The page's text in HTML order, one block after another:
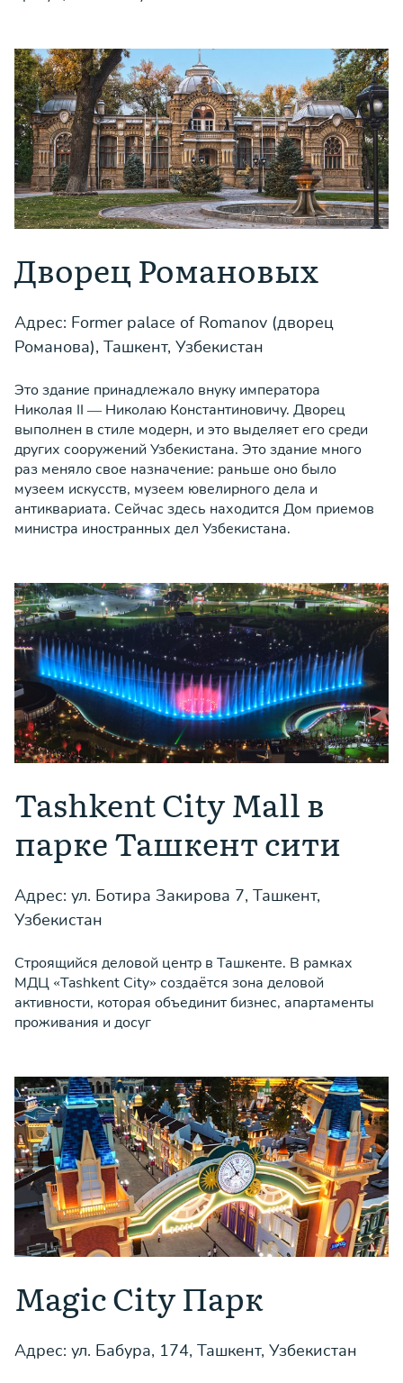
Дворец Романовых
Адрес: Former palace of Romanov (дворец
Романова), Ташкент, Узбекистан
Это здание принадлежало внуку императора
Николая II — Николаю Константиновичу. Дворец
выполнен в стиле модерн, и это выделяет его среди
других сооружений Узбекистана. Это здание много
раз меняло свое назначение: раньше оно было
музеем искусств, музеем ювелирного дела и
антиквариата. Сейчас здесь находится Дом приемов
министра иностранных дел Узбекистана.
Tashkent City Mall в
парке Ташкент сити
Адрес: ул. Ботира Закирова 7, Ташкент,
Узбекистан
Строящийся деловой центр в Ташкенте. В рамках
МДЦ «Tashkent City» создаётся зона деловой
активности, которая объединит бизнес, апартаменты
проживания и досуг
Magic City Парк
Адрес: ул. Бабура, 174, Ташкент, Узбекистан